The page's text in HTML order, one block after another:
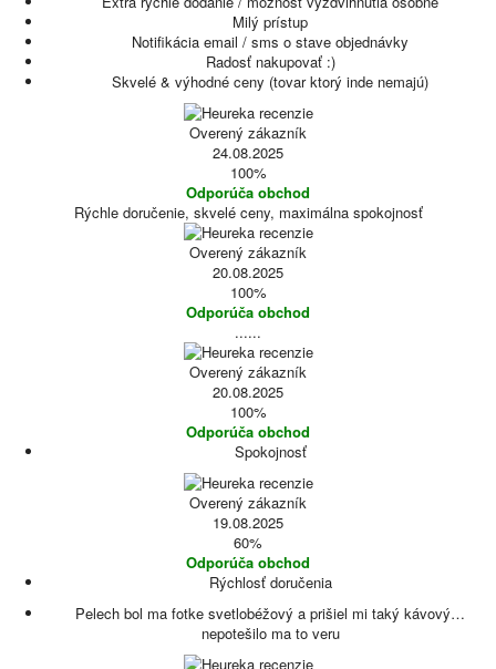
Milý prístup
Notifikácia email / sms o stave objednávky
Radosť nakupovať :)
Skvelé & výhodné ceny (tovar ktorý inde nemajú)
Overený zákazník
24.08.2025
100%
Odporúča obchod
Rýchle doručenie, skvelé ceny, maximálna spokojnosť
Overený zákazník
20.08.2025
100%
Odporúča obchod
......
Overený zákazník
20.08.2025
100%
Odporúča obchod
Spokojnosť
Overený zákazník
19.08.2025
60%
Odporúča obchod
Rýchlosť doručenia
Pelech bol ma fotke svetlobéžový a prišiel mi taký kávový…
nepotešilo ma to veru